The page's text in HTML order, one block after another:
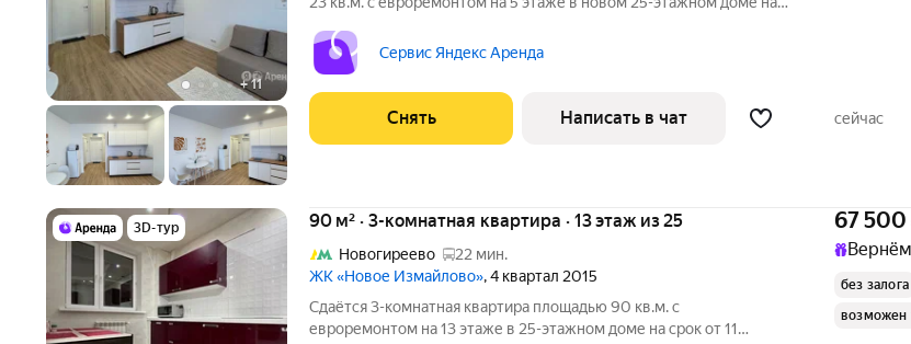
+11
Холодильник Микроволновка Дом - монолитный, окна выходят во
двор. В
Сервис Яндекс Аренда
Снять Написать в чат сейчас
3D-тур 90 м² · 3-комнатная квартира · 13 этаж из 25
Новогиреево
22 мин.
ЖК «Новое Измайлово», 4 квартал 2015
Сдаётся 3-комнатная квартира площадью 90 кв.м. с
евроремонтом на 13 этаже в 25-этажном доме на срок от 11
67 500
без залога
возможен